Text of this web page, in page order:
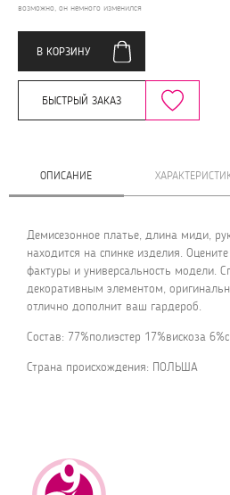
возможно, он немного изменился
В КОРЗИНУ
БЫСТРЫЙ ЗАКАЗ
ОПИСАНИЕ
Демисезонное платье, длина миди,
находится на спинке изделия.
фактуры и универсальность модели.
декоративным элементом,
отлично дополнит ваш гардероб.
Состав: 77%полиэстер 17%вискоза
Страна происхождения: ПОЛЬША